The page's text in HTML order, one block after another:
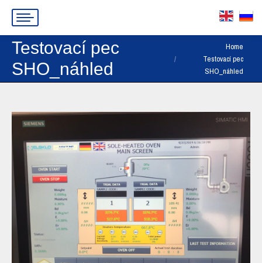
Testovací pec
SHO_náhled
Home
Testovací pec
SHO_náhled